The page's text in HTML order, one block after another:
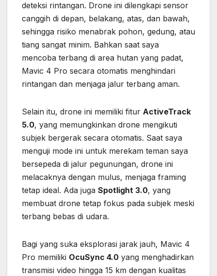
deteksi rintangan. Drone ini dilengkapi sensor
canggih di depan, belakang, atas, dan bawah,
sehingga risiko menabrak pohon, gedung, atau
tiang sangat minim. Bahkan saat saya
mencoba terbang di area hutan yang padat,
Mavic 4 Pro secara otomatis menghindari
rintangan dan menjaga jalur terbang aman.
Selain itu, drone ini memiliki fitur ActiveTrack
5.0, yang memungkinkan drone mengikuti
subjek bergerak secara otomatis. Saat saya
menguji mode ini untuk merekam teman saya
bersepeda di jalur pegunungan, drone ini
melacaknya dengan mulus, menjaga framing
tetap ideal. Ada juga Spotlight 3.0, yang
membuat drone tetap fokus pada subjek meski
terbang bebas di udara.
Bagi yang suka eksplorasi jarak jauh, Mavic 4
Pro memiliki OcuSync 4.0 yang menghadirkan
transmisi video hingga 15 km dengan kualitas